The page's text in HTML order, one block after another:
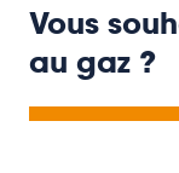
Vous
au gaz ?